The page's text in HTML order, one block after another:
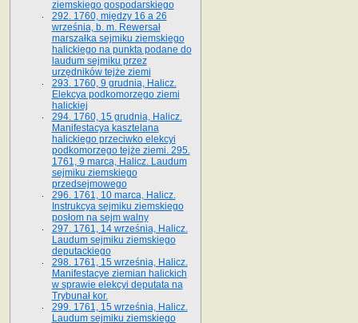
ziemskiego gospodarskiego
292. 1760, między 16 a 26
września, b. m. Rewersał
marszałka sejmiku ziemskiego
halickiego na punkta podane do
laudum sejmiku przez
urzędników tejże ziemi
293. 1760, 9 grudnia, Halicz.
Elekcya podkomorzego ziemi
halickiej
294. 1760, 15 grudnia, Halicz.
Manifestacya kasztelana
halickiego przeciwko elekcyi
podkomorzego tejże ziemi. 295.
1761, 9 marca, Halicz. Laudum
sejmiku ziemskiego
przedsejmowego
296. 1761, 10 marca, Halicz.
Instrukcya sejmiku ziemskiego
posłom na sejm walny
297. 1761, 14 września, Halicz.
Laudum sejmiku ziemskiego
deputackiego
298. 1761, 15 września, Halicz.
Manifestacye ziemian halickich
w sprawie elekcyi deputata na
Trybunał kor.
299. 1761, 15 września, Halicz.
Laudum sejmiku ziemskiego